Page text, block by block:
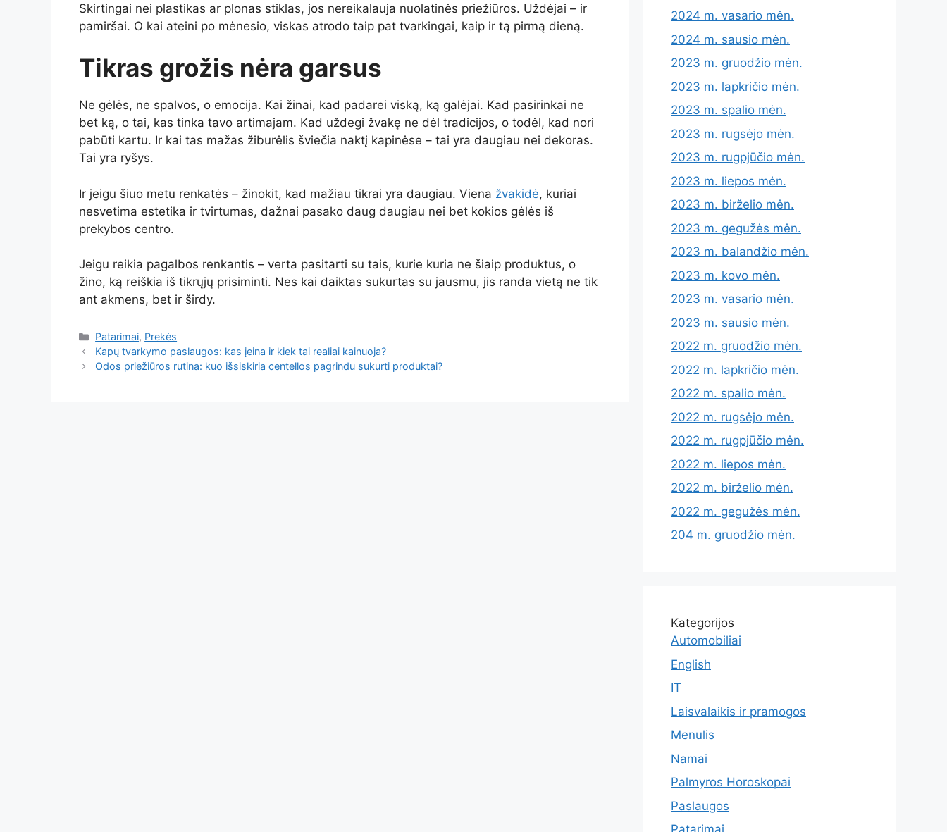
Skirtingai nei plastikas ar plonas stiklas, jos nereikalauja nuolatinės priežiūros. Uždėjai – ir
pamiršai. O kai ateini po mėnesio, viskas atrodo taip pat tvarkingai, kaip ir tą pirmą dieną.
Tikras grožis nėra garsus
Ne gėlės, ne spalvos, o emocija. Kai žinai, kad padarei viską, ką galėjai. Kad pasirinkai ne
bet ką, o tai, kas tinka tavo artimajam. Kad uždegi žvakę ne dėl tradicijos, o todėl, kad nori
pabūti kartu. Ir kai tas mažas žiburėlis šviečia naktį kapinėse – tai yra daugiau nei dekoras.
Tai yra ryšys.
Ir jeigu šiuo metu renkatės – žinokit, kad mažiau tikrai yra daugiau. Viena žvakidė, kuriai
nesvetima estetika ir tvirtumas, dažnai pasako daug daugiau nei bet kokios gėlės iš
prekybos centro.
Jeigu reikia pagalbos renkantis – verta pasitarti su tais, kurie kuria ne šiaip produktus, o
žino, ką reiškia iš tikrųjų prisiminti. Nes kai daiktas sukurtas su jausmu, jis randa vietą ne tik
ant akmens, bet ir širdy.
Kategorijos
Patarimai, Prekės
Kapų tvarkymo paslaugos: kas įeina ir kiek tai realiai kainuoja?
Odos priežiūros rutina: kuo išsiskiria centellos pagrindu sukurti produktai?
2024 m. vasario mėn.
2024 m. sausio mėn.
2023 m. gruodžio mėn.
2023 m. lapkričio mėn.
2023 m. spalio mėn.
2023 m. rugsėjo mėn.
2023 m. rugpjūčio mėn.
2023 m. liepos mėn.
2023 m. birželio mėn.
2023 m. gegužės mėn.
2023 m. balandžio mėn.
2023 m. kovo mėn.
2023 m. vasario mėn.
2023 m. sausio mėn.
2022 m. gruodžio mėn.
2022 m. lapkričio mėn.
2022 m. spalio mėn.
2022 m. rugsėjo mėn.
2022 m. rugpjūčio mėn.
2022 m. liepos mėn.
2022 m. birželio mėn.
2022 m. gegužės mėn.
204 m. gruodžio mėn.
Kategorijos
Automobiliai
English
IT
Laisvalaikis ir pramogos
Menulis
Namai
Palmyros Horoskopai
Paslaugos